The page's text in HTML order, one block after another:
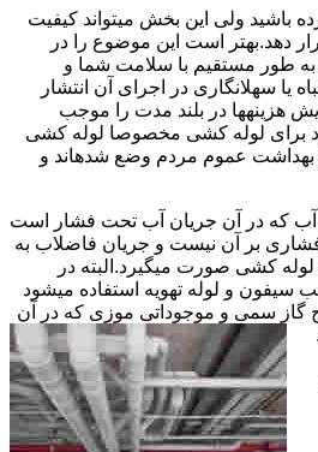
باشید ولی این بخش میتواند کیفیت
دهد.بهتر است این موضوع را در
به طور مستقیم با سلامت شما و
یا سهلانگاری در اجرای آن انتشار
هزینهها در بلند مدت را موجب
برای لوله کشی مخصوصا لوله کشی
بهداشت عموم مردم وضع شدهاند و
که در آن جریان آب تحت فشار است
بر آن نیست و جریان فاضلاب به
کشی صورت میگیرد.البته در
سیفون و لوله تهویه استفاده میشود
گاز سمی و موجوداتی موزی که در آن